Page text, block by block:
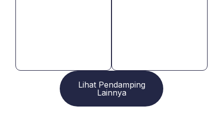
Lihat Pendamping
Lainnya